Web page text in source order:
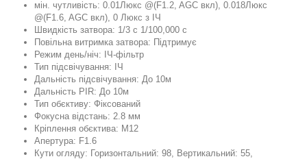
мін. чутливість: 0.01Люкс @(F1.2, AGC вкл), 0.018Люкс
@(F1.6, AGC вкл), 0 Люкс з ІЧ
Швидкість затвора: 1/3 с 1/100,000 с
Повільна витримка затвора: Підтримує
Режим день/ніч: ІЧ-фільтр
Тип підсвічування: ІЧ
Дальність підсвічування: До 10м
Дальність PIR: До 10м
Тип обєктиву: Фіксований
Фокусна відстань: 2.8 мм
Кріплення обєктива: M12
Апертура: F1.6
Кути огляду: Горизонтальний: 98, Вертикальний: 55,